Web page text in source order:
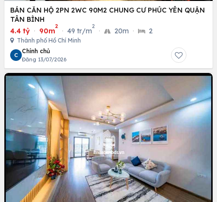
BÁN CĂN HỘ 2PN 2WC 90M2 CHUNG CƯ PHÚC YÊN QUẬN
TÂN BÌNH
4.4 tỷ · 90m
2
· 49 tr/m
2
· 20m · 2
Thành phố Hồ Chí Minh
C
Chính chủ
Đăng 13/07/2026